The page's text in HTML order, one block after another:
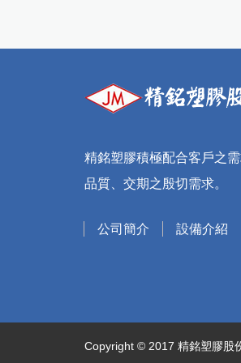
精銘塑膠積極配合客戶之
品質、交期之殷切需求。
公司簡介 設備介紹
Copyright © 2017 精銘塑膠股